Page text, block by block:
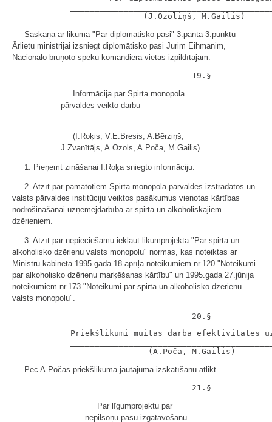
Saskaņā ar likuma "Par diplomātisko pasi" 3.panta 3.punktu
Ārlietu ministrijai izsniegt diplomātisko pasi Jurim Eihmanim,
Nacionālo bruņoto spēku komandiera vietas izpildītājam.
Informācija par Spirta monopola
pārvaldes veikto darbu
(I.Roķis, V.E.Bresis, A.Bērziņš,
J.Zvanītājs, A.Ozols, A.Poča, M.Gailis)
1. Pieņemt zināšanai I.Roķa sniegto informāciju.
2. Atzīt par pamatotiem Spirta monopola pārvaldes izstrādātos un
valsts pārvaldes institūciju veiktos pasākumus vienotas kārtības
nodrošināšanai uzņēmējdarbībā ar spirta un alkoholiskajiem
dzērieniem.
3. Atzīt par nepieciešamu iekļaut likumprojektā "Par spirta un
alkoholisko dzērienu valsts monopolu" normas, kas noteiktas ar
Ministru kabineta 1995.gada 18.aprīļa noteikumiem nr.120 "Noteikumi
par alkoholisko dzērienu marķēšanas kārtību" un 1995.gada 27.jūnija
noteikumiem nr.173 "Noteikumi par spirta un alkoholisko dzērienu
valsts monopolu".
Priekšlikumi muitas darba efektivitātes
Pēc A.Počas priekšlikuma jautājuma izskatīšanu atlikt.
Par līgumprojektu par
nepilsoņu pasu izgatavošanu